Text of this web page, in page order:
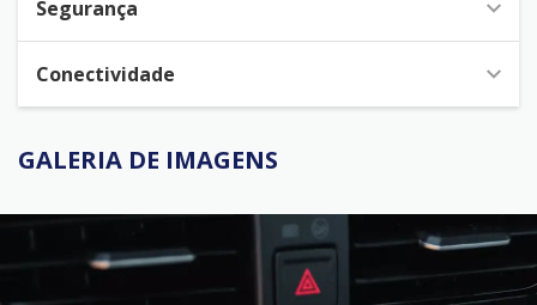
Segurança
Conectividade
GALERIA DE IMAGENS